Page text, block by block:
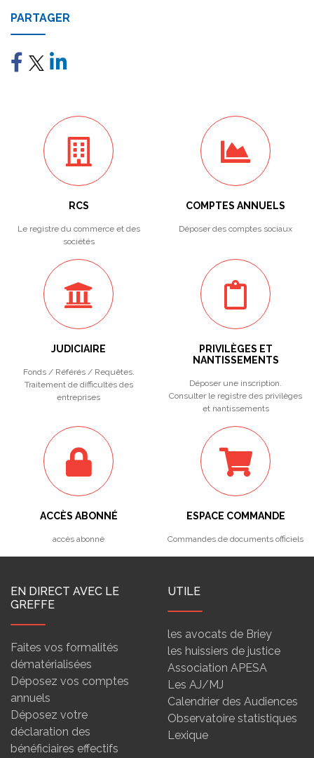
PARTAGER
RCS
Le registre du commerce et des
sociétés
COMPTES ANNUELS
Déposer des comptes sociaux
JUDICIAIRE
Fonds / Référés / Requêtes.
Traitement de difficultés des
entreprises
PRIVILÈGES ET
NANTISSEMENTS
Déposer une inscription.
Consulter le registre des privilèges
et nantissements
ACCÈS ABONNÉ
accès abonné
ESPACE COMMANDE
Commandes de documents officiels
EN DIRECT AVEC LE
GREFFE
Faites vos formalités
dématérialisées
Déposez vos comptes
annuels
Déposez votre
déclaration des
bénéficiaires effectifs
UTILE
les avocats de Briey
les huissiers de justice
Association APESA
Les AJ/MJ
Calendrier des Audiences
Observatoire statistiques
Lexique